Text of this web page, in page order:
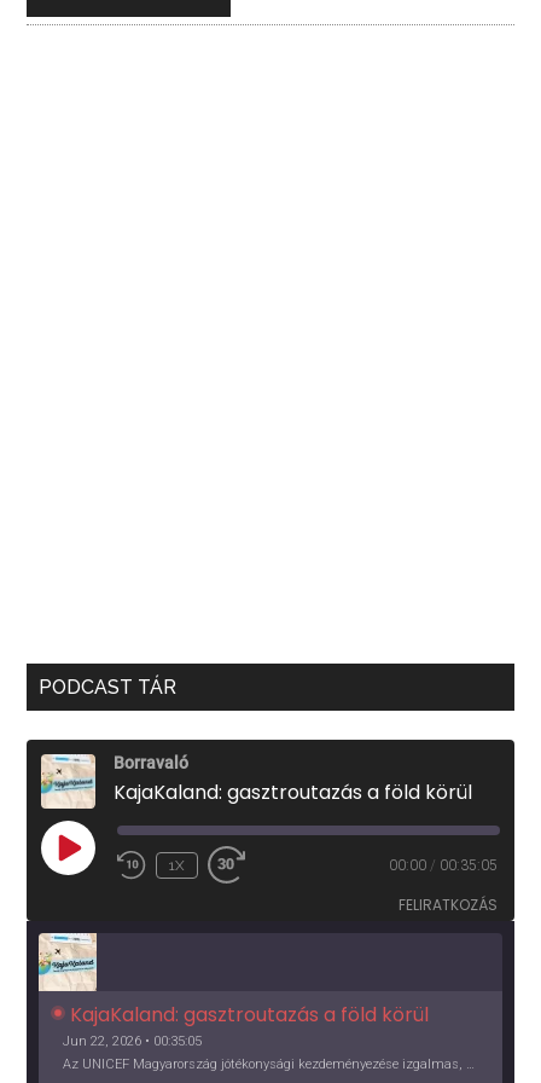
PODCAST TÁR
Borravaló
KajaKaland: gasztroutazás a föld körül
PLAY
EPISODE
1X 00:00 / 00:35:05
FELIRATKOZÁS
KajaKaland: gasztroutazás a föld körül
Jun 22, 2026 • 00:35:05
Az UNICEF Magyarország jótékonysági kezdeményezése izgalmas, egész éves világkörüli ízutazásra hív, igazi családi program és gasztroedukáció, illetve segítség a rászorulóknak is egyben.